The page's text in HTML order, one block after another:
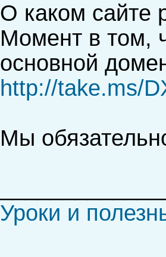
О каком сайте
Момент в том,
основной
http://take.ms/
Мы
Уроки и